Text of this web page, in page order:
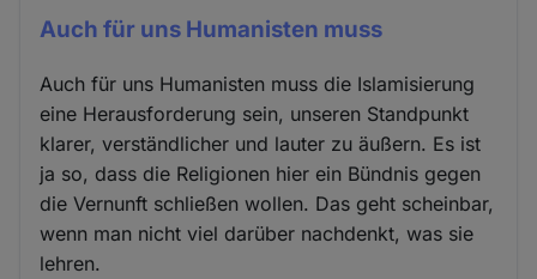
Auch für uns Humanisten muss
Auch für uns Humanisten muss die Islamisierung
eine Herausforderung sein, unseren Standpunkt
klarer, verständlicher und lauter zu äußern. Es ist
ja so, dass die Religionen hier ein Bündnis gegen
die Vernunft schließen wollen. Das geht scheinbar,
wenn man nicht viel darüber nachdenkt, was sie
lehren.